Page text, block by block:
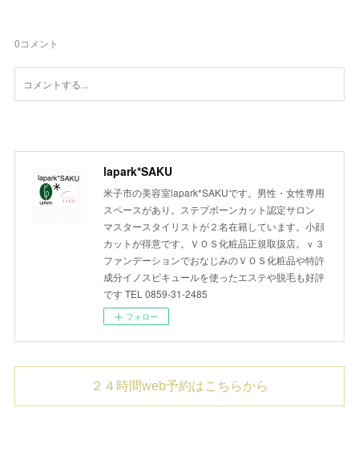
0コメント
lapark*SAKU
米子市の美容室lapark*SAKUです。男性・女性専用
スペースがあり。ステプボーンカット認定サロン
マスタースタイリストが２名在籍しています。小顔
カットが得意です。ＶＯＳ化粧品正規取扱店。ｖ３
ファンデーションでおなじみのＶＯＳ化粧品や特許
成分イノスピキュールを使ったエステや脱毛も好評
です TEL 0859-31-2485
フォロー
２４時間web予約はこちらから